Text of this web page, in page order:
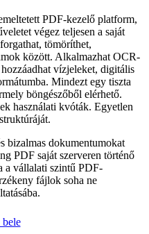
PDF-kezelő platform,
végez teljesen a saját
tömöríthet,
között. Alkalmazhat OCR-
vízjeleket, digitális
Mindezt egy tiszta
böngészőből elérhető.
használati kvóták. Egyetlen
bizalmas dokumentumokat
PDF saját szerveren történő
a vállalati szintű PDF-
fájlok soha ne